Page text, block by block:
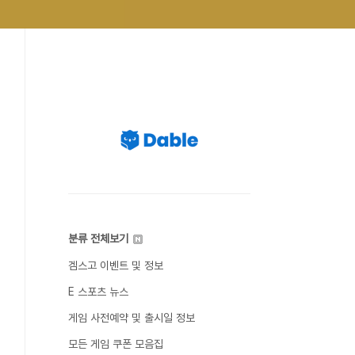
분류 전체보기
겜스고 이벤트 및 정보
E 스포츠 뉴스
게임 사전예약 및 출시일 정보
모든 게임 쿠폰 모음집